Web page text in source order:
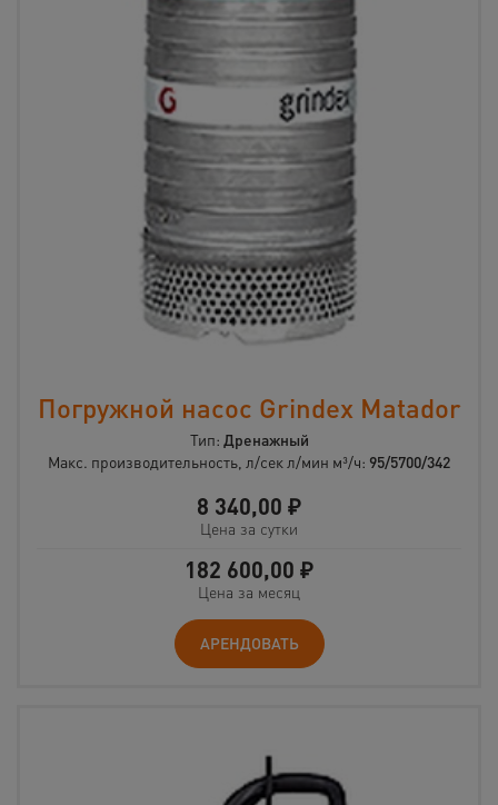
Погружной насос Grindex Matador
Тип: Дренажный
Макс. производительность, л/сек л/мин м³/ч: 95/5700/342
8 340,00 ₽
Цена за сутки
182 600,00 ₽
Цена за месяц
АРЕНДОВАТЬ